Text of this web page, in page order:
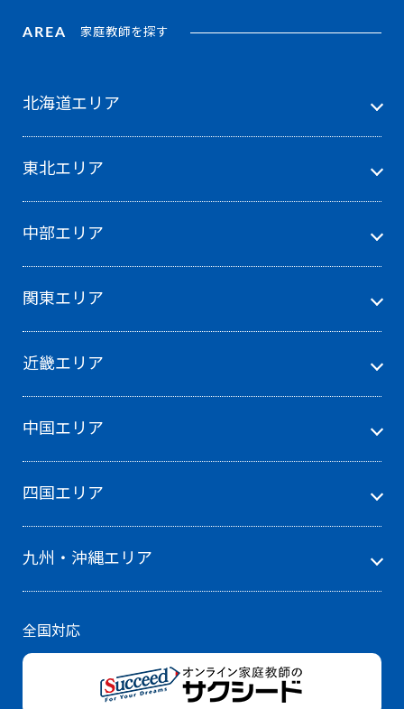
AREA 家庭教師を探す
北海道エリア
東北エリア
中部エリア
関東エリア
近畿エリア
中国エリア
四国エリア
九州・沖縄エリア
全国対応